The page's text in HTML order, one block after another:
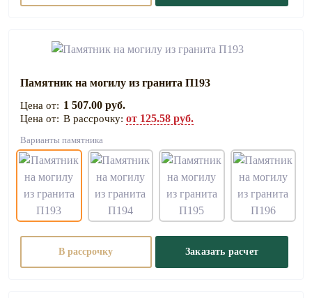
Памятник на могилу из гранита П193
1 507.00 руб.
В рассрочку: от 125.58 руб.
Варианты памятника
В рассрочку Заказать расчет